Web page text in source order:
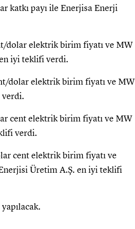
katkı payı ile Enerjisa Enerji
dolar elektrik birim fiyatı ve MW
iyi teklifi verdi.
dolar elektrik birim fiyatı ve MW
verdi.
cent elektrik birim fiyatı ve MW
verdi.
cent elektrik birim fiyatı ve
Üretim A.Ş. en iyi teklifi